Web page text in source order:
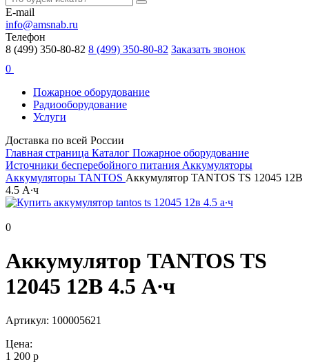
E-mail
info@amsnab.ru
Телефон
8 (499) 350-80-82 8 (499) 350-80-82 Заказать звонок
0
Пожарное оборудование
Радиооборудование
Услуги
Доставка по всей России
Главная страница Каталог Пожарное оборудование
Источники бесперебойного питания Аккумуляторы
Аккумуляторы TANTOS Аккумулятор TANTOS TS 12045 12В
4.5 А∙ч
0
Аккумулятор TANTOS TS
12045 12В 4.5 А∙ч
Артикул: 100005621
Цена:
1 200 р